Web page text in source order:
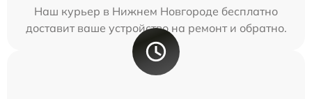
Наш курьер в Нижнем Новгороде бесплатно
доставит ваше устройство на ремонт и обратно.